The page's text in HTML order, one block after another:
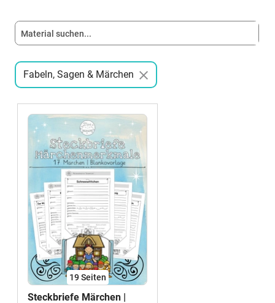
Fabeln, Sagen & Märchen
19Seiten
Steckbriefe Märchen |